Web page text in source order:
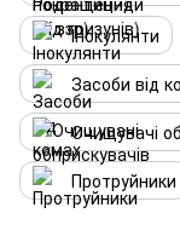
Інокулянти
Засоби від
Очищувачі
Протруйники